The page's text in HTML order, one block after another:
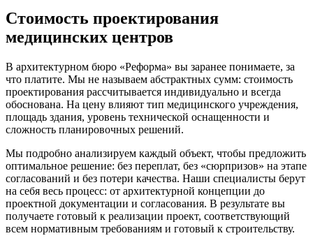
Стоимость проектирования
медицинских центров
В архитектурном бюро «Реформа» вы заранее понимаете, за
что платите. Мы не называем абстрактных сумм: стоимость
проектирования рассчитывается индивидуально и всегда
обоснована. На цену влияют тип медицинского учреждения,
площадь здания, уровень технической оснащенности и
сложность планировочных решений.
Мы подробно анализируем каждый объект, чтобы предложить
оптимальное решение: без переплат, без «сюрпризов» на этапе
согласований и без потери качества. Наши специалисты берут
на себя весь процесс: от архитектурной концепции до
проектной документации и согласования. В результате вы
получаете готовый к реализации проект, соответствующий
всем нормативным требованиям и готовый к строительству.